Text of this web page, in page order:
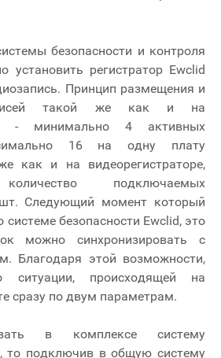
безопасности и контроля
установить регистратор Ewclid
Принцип размещения и
такой же как и на
- минимально 4 активных
16 на одну плату
как и на видеорегистраторе,
подключаемых
Следующий момент который
безопасности Ewclid, это
можно синхронизировать с
Благодаря этой возможности,
происходящей на
сразу по двум параметрам.
в комплексе систему
то подключив в общую систему